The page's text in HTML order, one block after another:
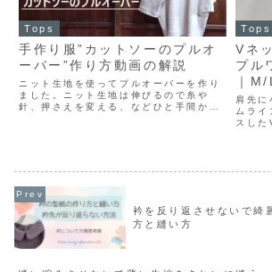
Tops
手作り服”カットソーのプルオ
ーバー”作り方動画の解説
ニット生地を使ってプルオーバーを作り
ました。ニット生地は伸びるので糸や
針、押さえを変える、などひと手間かか
Tops
Vネ
プル
｜
肩先に
ムラ
スした
衿を反り返させないで綺
方と縫い方